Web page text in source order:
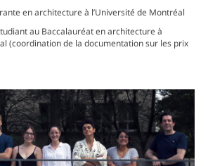
en architecture à l’Université de Montréal
au Baccalauréat en architecture à
(coordination de la documentation sur les prix